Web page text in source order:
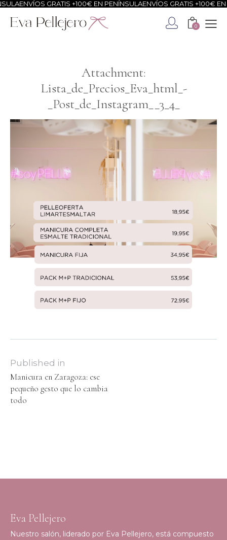
ENVÍOS GRATIS +100€ EN PENÍNSULAENVÍOS GRATIS +100€ EN
0
Attachment:
Lista_de_Precios_Eva_html_-
_Post_de_Instagram__3_4_
Published in
Manicura en Zaragoza: ese
pequeño gesto que lo cambia
todo
Eva Pellejero
Nuestro salón, liderado por Eva Pellejero, está compuesto